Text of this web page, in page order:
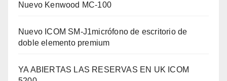
Nuevo Kenwood MC-100
Nuevo ICOM SM-J1micrófono de escritorio de
doble elemento premium
YA ABIERTAS LAS RESERVAS EN UK ICOM